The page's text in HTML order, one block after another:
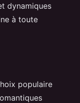
dynamiques
à toute
populaire